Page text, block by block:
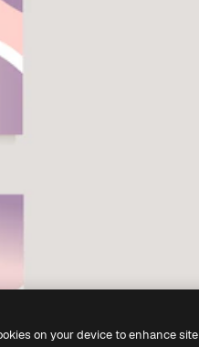
on your device to enhance site